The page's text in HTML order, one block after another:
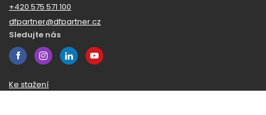
+420 575 571 100
dfpartner@dfpartner.cz
Sledujte nás
Ke stažení